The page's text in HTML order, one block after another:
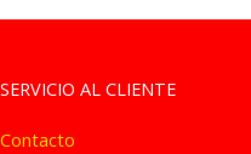
SERVICIO AL CLIENTE
Contacto